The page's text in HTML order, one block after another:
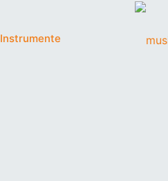
Instrumente